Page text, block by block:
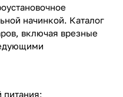
начинкой. Каталог
включая врезные
питания;